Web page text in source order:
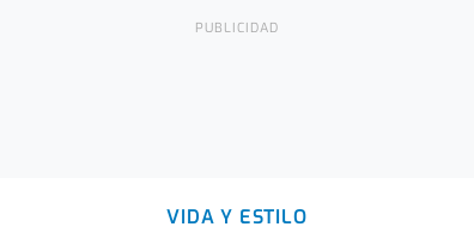
VIDA Y ESTILO